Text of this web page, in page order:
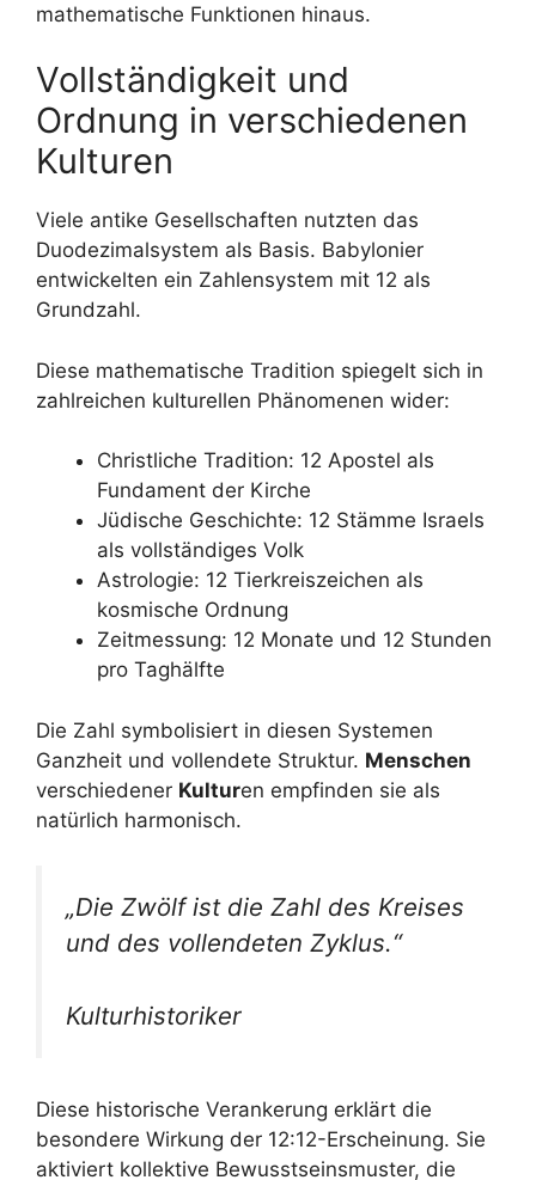
mathematische Funktionen hinaus.
Vollständigkeit und
Ordnung in verschiedenen
Kulturen
Viele antike Gesellschaften nutzten das
Duodezimalsystem als Basis. Babylonier
entwickelten ein Zahlensystem mit 12 als
Grundzahl.
Diese mathematische Tradition spiegelt sich in
zahlreichen kulturellen Phänomenen wider:
Christliche Tradition: 12 Apostel als
Fundament der Kirche
Jüdische Geschichte: 12 Stämme Israels
als vollständiges Volk
Astrologie: 12 Tierkreiszeichen als
kosmische Ordnung
Zeitmessung: 12 Monate und 12 Stunden
pro Taghälfte
Die Zahl symbolisiert in diesen Systemen
Ganzheit und vollendete Struktur. Menschen
verschiedener Kulturen empfinden sie als
natürlich harmonisch.
„Die Zwölf ist die Zahl des Kreises
und des vollendeten Zyklus.“
Kulturhistoriker
Diese historische Verankerung erklärt die
besondere Wirkung der 12:12-Erscheinung. Sie
aktiviert kollektive Bewusstseinsmuster, die